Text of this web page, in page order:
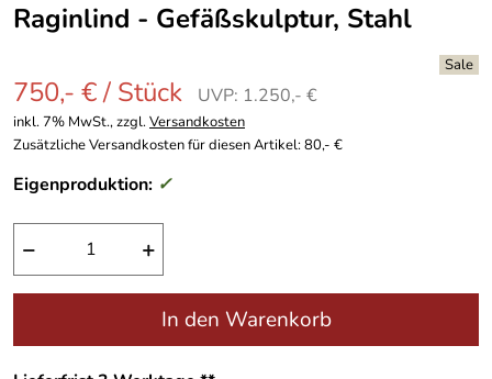
Raginlind - Gefäßskulptur, Stahl
750,- € / Stück UVP: 1.250,- €
inkl. 7% MwSt., zzgl.Versandkosten
Zusätzliche Versandkosten für diesen Artikel: 80,- €
Eigenproduktion: ✓
− +
In den Warenkorb